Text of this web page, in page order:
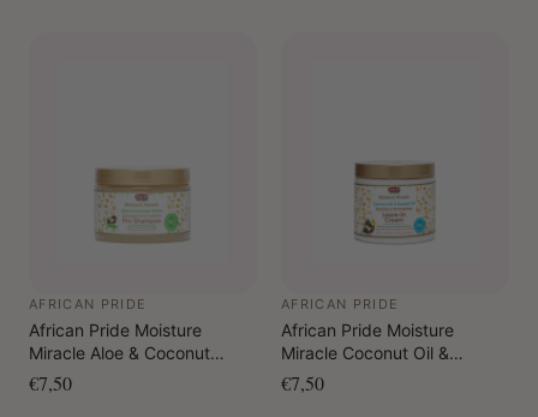
AFRICAN PRIDE
African Pride Moisture
Miracle Aloe & Coconut
Water Detangle & Condition
Pre-Shampoo 340 gr.
€7,50
AFRICAN PRIDE
African Pride Moisture
Miracle Coconut Oil &
Baobab Oil Hydrate &
Strengthen Leave-In Cream
€7,50